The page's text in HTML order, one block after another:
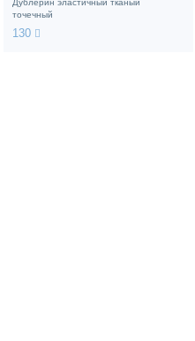
Дублерин эластичный тканый
точечный
130